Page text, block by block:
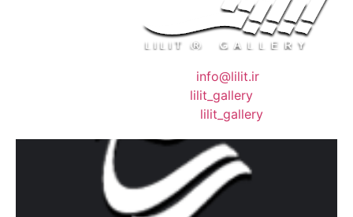
info@lilit.ir
lilit_gallery
lilit_gallery